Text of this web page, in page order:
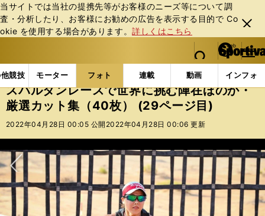
当サイトでは当社の提携先等がお客様のニーズ等について調
査・分析したり、お客様にお勧めの広告を表⽰する⽬的で Co
okie を使⽤する場合があります。詳しくはこちら
閉じ
る
web Sportiva (webスポルティーバ)
検索
マイペ
ー
ジ
メニュ
競技 モーター フォト 連載 動画 インフォ
b
ス
ポ
ル
バ
フォトギャラリー スパルタンレースで世界に挑む陣
スパルタンレースで世界に挑む陣在ほのか・
厳選カット集（40枚） (29ページ目)
2022年04月28日 00:05 公開 2022年04月28日 00:06 更新
次へ